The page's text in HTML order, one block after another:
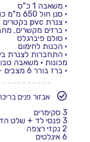
• משאבה 1 כ"ס
• סנן חול 650 מ"מ כולל מצע סינון זכוכית שווצרית
• צנרת pvc בקטרים שונים
• ברזים מקשרים,
• סולם פיברגלס
• הכנות לחימום
• התחברות לצנרת ביוב
מכונות • משאבה
• ברז בורר 6 מצבים + שעון לחץ
אבזור פנים
3 סקימרים
3 פנסי לד + שלט הדלקה מרחוק
2 נקזי רצפה
6 אינלטים